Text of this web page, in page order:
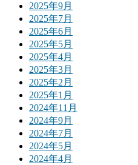
2025年9月
2025年7月
2025年6月
2025年5月
2025年4月
2025年3月
2025年2月
2025年1月
2024年11月
2024年9月
2024年7月
2024年5月
2024年4月